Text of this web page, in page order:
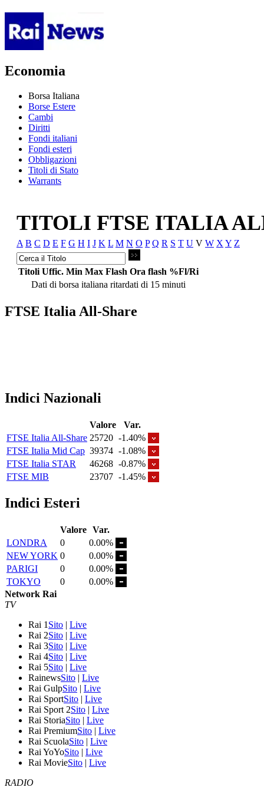
Economia
Borsa Italiana
Borse Estere
Cambi
Diritti
Fondi italiani
Fondi esteri
Obbligazioni
Titoli di Stato
Warrants
TITOLI FTSE ITALIA
A B C D E F G H I J K L M N O P Q R S T U V W X Y Z
Titoli Uffic. Min Max Flash Ora flash %Fl/Ri
Dati di borsa italiana ritardati di 15 minuti
FTSE Italia All-Share
Indici Nazionali
Valore
Var.
FTSE Italia All-Share 25720 -1.40%
FTSE Italia Mid Cap 39374 -1.08%
FTSE Italia STAR
46268 -0.87%
FTSE MIB
23707 -1.45%
Indici Esteri
Valore Var.
LONDRA
0
0.00%
NEW YORK 0
0.00%
PARIGI
0
0.00%
TOKYO
0
0.00%
Network Rai
TV
Rai 1 Sito | Live
Rai 2Sito | Live
Rai 3Sito | Live
Rai 4Sito | Live
Rai 5Sito | Live
RainewsSito | Live
Rai GulpSito | Live
Rai SportSito | Live
Rai Sport 2Sito | Live
Rai StoriaSito | Live
Rai PremiumSito | Live
Rai ScuolaSito | Live
Rai YoYoSito | Live
Rai MovieSito | Live
RADIO